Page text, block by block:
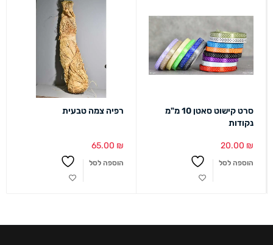
סרט קישוט סאטן 10 מ"מ
נקודות
20.00 ₪
הוספה לסל
רפיה צמה טבעית
65.00 ₪
הוספה לסל